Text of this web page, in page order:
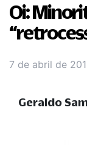
Oi:
7 de abril de
Geraldo